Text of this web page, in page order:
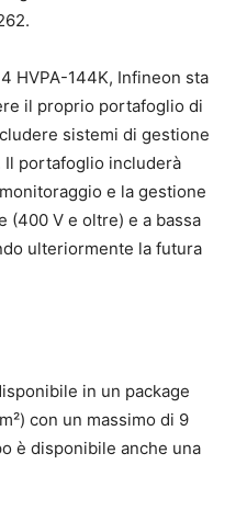
HVPA-144K, Infineon sta
il proprio portafoglio di
sistemi di gestione
portafoglio includerà
e la gestione
(400 V e oltre) e a bassa
ulteriormente la futura
in un package
con un massimo di 9
è disponibile anche una